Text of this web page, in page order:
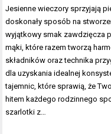
Jesienne wieczory sprzyjają
doskonały sposób na
wyjątkowy smak zawdzięcza
mąki, które razem tworzą
składników oraz technika
dla uzyskania idealnej
tajemnic, które sprawią, że
hitem każdego rodzinnego
szarlotki z…